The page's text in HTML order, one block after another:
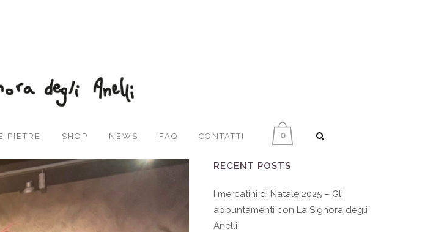
PIETRE SHOP NEWS FAQ CONTATTI 0
RECENT POSTS
I mercatini di Natale 2025 – Gli
appuntamenti con La Signora degli
Anelli